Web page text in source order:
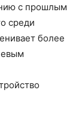
с прошлым
среди
более